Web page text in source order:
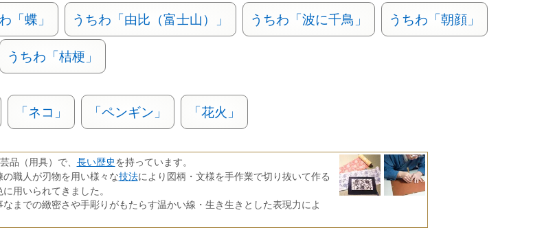
「蝶」 うちわ「由比（富士山）」 うちわ「波に千鳥」 うちわ「朝顔」
うちわ「桔梗」
「ネコ」 「ペンギン」 「花火」
品（用具）で、 長い歴史を持っています。
の職人が刃物を用い様々な技法により図柄・文様を手作業で切り抜いて作る
用いられてきました。
までの緻密さや手彫りがもたらす温かい線・生き生きとした表現力によ